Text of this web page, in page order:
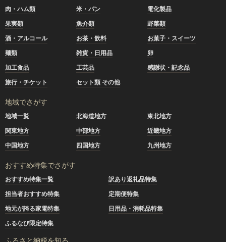
肉・ハム類 米・パン
電化製品
果実類
魚介類
野菜類
酒・アルコール
お茶・飲料
お菓子・スイーツ
麺類
雑貨・日用品
卵
加工食品
工芸品
感謝状・記念品
旅行・チケット
セット類 その他
地域でさがす
地域一覧 北海道地方
東北地方
関東地方
中部地方
近畿地方
中国地方
四国地方 九州地方
おすすめ特集でさがす
おすすめ特集一覧
訳あり返礼品特集
担当者おすすめ特集
定期便特集
地元が誇る家電特集
日用品・消耗品特集
ふるなび限定特集